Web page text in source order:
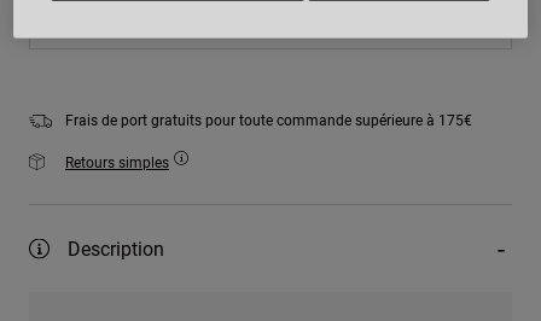
Frais de port gratuits pour toute commande supérieure à 175€
Retours simples
Description